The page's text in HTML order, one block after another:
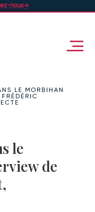
nous
LE MORBIHAN
le
de